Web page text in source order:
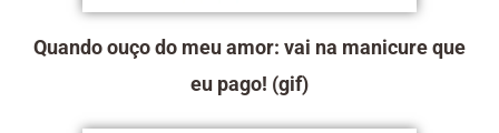
Quando ouço do meu amor: vai na manicure que
eu pago! (gif)